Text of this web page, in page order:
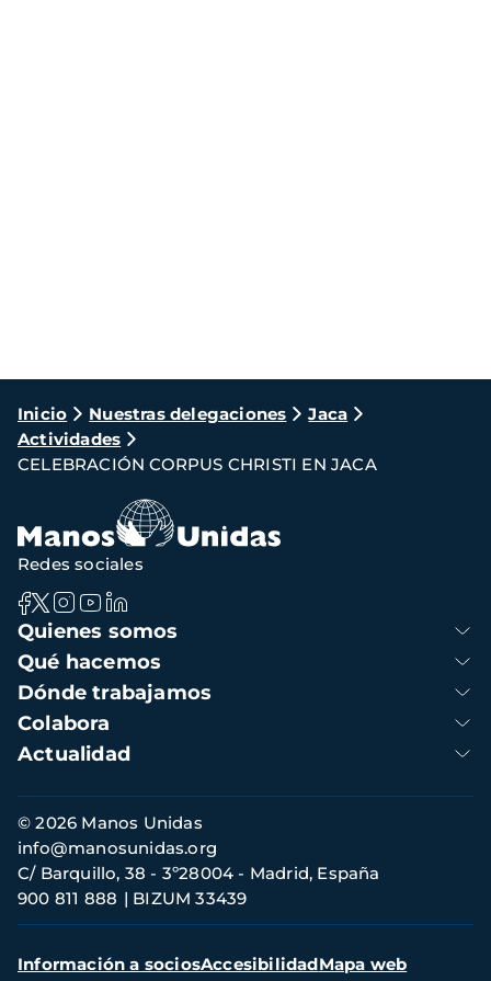
Ruta
de
navegación
Inicio Nuestras delegaciones
Jaca
Actividades
CELEBRACIÓN CORPUS CHRISTI EN JACA
Navegación
principal
Quienes somos
Qué hacemos
Dónde trabajamos
Colabora
Actualidad
Redes sociales
Información
de
contacto
© 2026 Manos Unidas
C/ Barquillo, 38 - 3º28004 - Madrid, España
900 811 888
BIZUM 33439
info@manosunidas.org
Menú
Información a sociosAccesibilidadMapa web